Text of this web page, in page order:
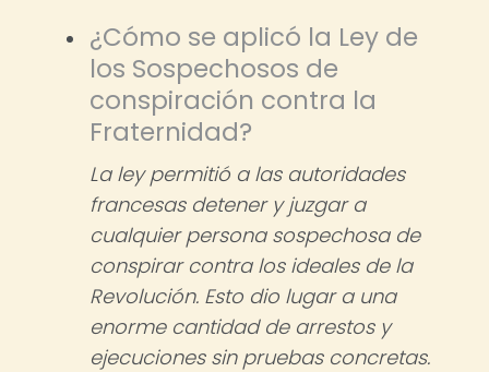
¿Cómo se aplicó la Ley de
los Sospechosos de
conspiración contra la
Fraternidad?
La ley permitió a las autoridades
francesas detener y juzgar a
cualquier persona sospechosa de
conspirar contra los ideales de la
Revolución. Esto dio lugar a una
enorme cantidad de arrestos y
ejecuciones sin pruebas concretas.